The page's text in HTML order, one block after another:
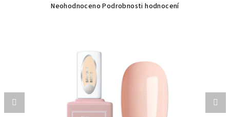
Průměrné
hvězdiček.
Neohodnoceno Podrobnosti hodnocení